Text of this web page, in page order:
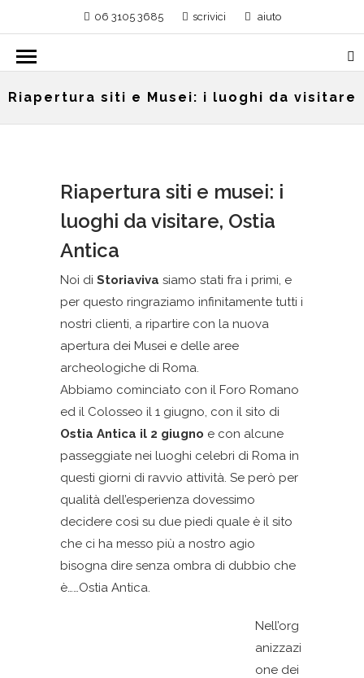
06 3105 3685 scrivici aiuto
Riapertura siti e Musei: i luoghi da visitare
Riapertura siti e musei: i
luoghi da visitare, Ostia
Antica
Noi di Storiaviva siamo stati fra i primi, e
per questo ringraziamo infinitamente tutti i
nostri clienti, a ripartire con la nuova
apertura dei Musei e delle aree
archeologiche di Roma.
Abbiamo cominciato con il Foro Romano
ed il Colosseo il 1 giugno, con il sito di
Ostia Antica il 2 giugno e con alcune
passeggiate nei luoghi celebri di Roma in
questi giorni di ravvio attività. Se però per
qualità dell’esperienza dovessimo
decidere così su due piedi quale è il sito
che ci ha messo più a nostro agio
bisogna dire senza ombra di dubbio che
è……Ostia Antica.
Nell’org
anizzazi
one dei